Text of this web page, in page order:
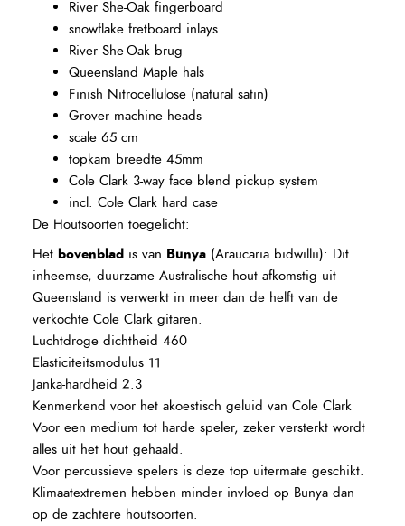
River She-Oak fingerboard
snowflake fretboard inlays
River She-Oak brug
Queensland Maple hals
Finish Nitrocellulose (natural satin)
Grover machine heads
scale 65 cm
topkam breedte 45mm
Cole Clark 3-way face blend pickup system
incl. Cole Clark hard case
De Houtsoorten toegelicht:
Hetbovenblad is van Bunya (Araucaria bidwillii): Dit
inheemse, duurzame Australische hout afkomstig uit
Queensland is verwerkt in meer dan de helft van de
verkochte Cole Clark gitaren.
Luchtdroge dichtheid 460
Elasticiteitsmodulus 11
Janka-hardheid 2.3
Kenmerkend voor het akoestisch geluid van Cole Clark
Voor een medium tot harde speler, zeker versterkt wordt
alles uit het hout gehaald.
Voor percussieve spelers is deze top uitermate geschikt.
Klimaatextremen hebben minder invloed op Bunya dan
op de zachtere houtsoorten.